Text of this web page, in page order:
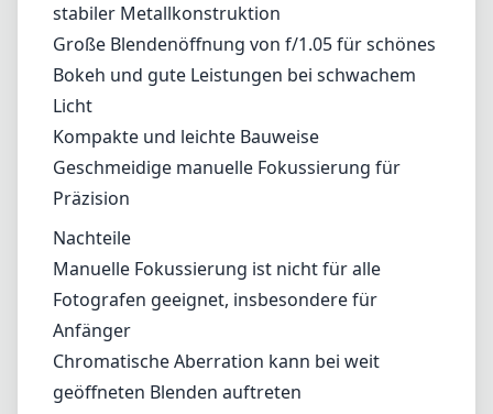
Fotografen geeignet, insbesondere für
Anfänger
Chromatische Aberration kann bei weit
geöffneten Blenden auftreten
Kein Autofokus und keine elektronische
Integration für EXIF-Daten
Fazit
Insgesamt ist das 7artisans Photoelectric
50mm f/1.05 eine fantastische Wahl für
Fotografen, die die Kunst des manuellen
Fokussierens zu schätzen wissen und ein
schnelles Objektiv für schwierige
Lichtverhältnisse sowie beeindruckende